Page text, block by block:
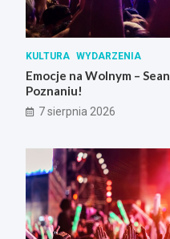
KULTURA WYDARZENIA
Emocje na Wolnym –
Poznaniu!
7 sierpnia 2026